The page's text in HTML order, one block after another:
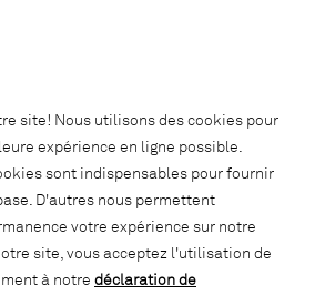
site! Nous utilisons des cookies pour
expérience en ligne possible.
sont indispensables pour fournir
D'autres nous permettent
votre expérience sur notre
site, vous acceptez l'utilisation de
à notre déclaration de